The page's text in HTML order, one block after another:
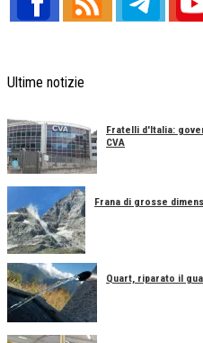
Ultime notizie
Fratelli d'Italia:
CVA
Frana di grosse
Quart, riparato il